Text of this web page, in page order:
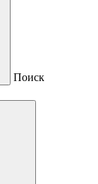
Поиск